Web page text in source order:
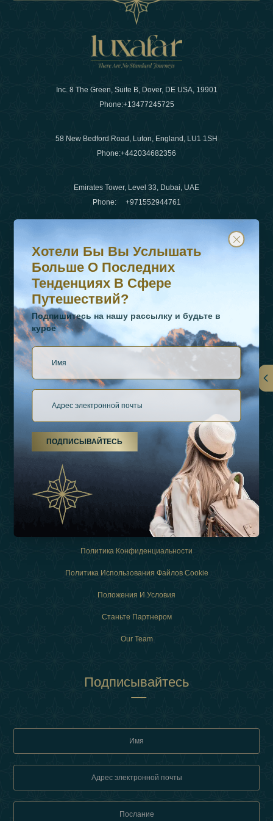
Inc. 8 The Green, Suite B, Dover, DE USA, 19901
Phone:+13477245725
58 New Bedford Road, Luton, England, LU1 1SH
Phone:+442034682356
Emirates Tower, Level 33, Dubai, UAE
Phone: +971552944761
WhatsApp Нет :+442034682356
+971552944761
О Нас
Виды Отдыха
Связаться
Политика Конфиденциальности
Политика Использования Файлов Cookie
Положения И Условия
Станьте Партнером
Our Team
Подписывайтесь
Хотели бы вы услышать больше о последних
Подпишитесь на нашу рассылку и будьте в курсе
Хотели Бы Вы Услышать
Больше О Последних
Тенденциях В Сфере
Путешествий?
Подпишитесь на нашу рассылку и будьте в
курсе
ПОДПИСЫВАЙТЕСЬ